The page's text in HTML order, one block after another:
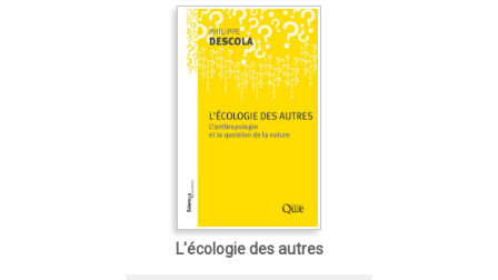
L'écologie des autres